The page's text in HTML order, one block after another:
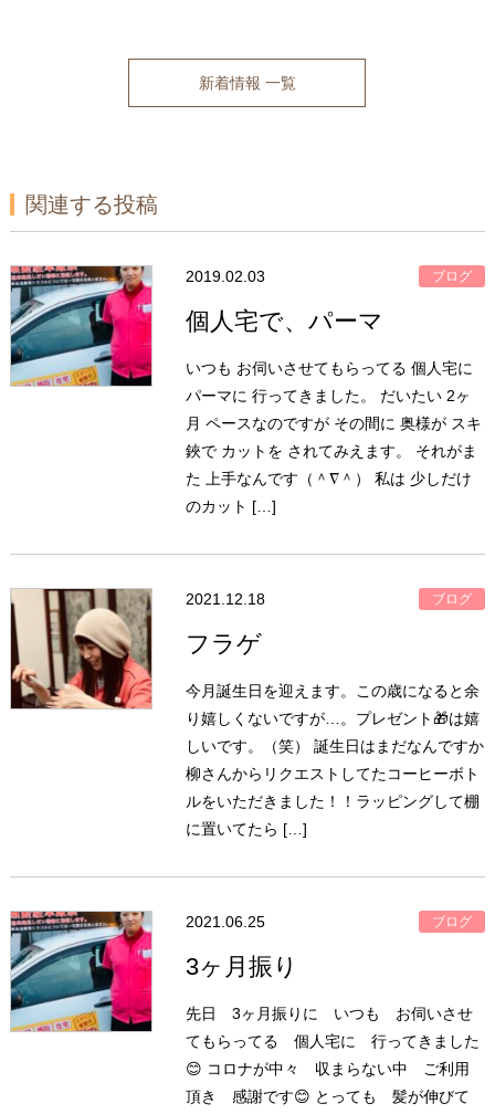
新着情報 一覧
関連する投稿
2019.02.03 ブログ
個人宅で、パーマ
いつも お伺いさせてもらってる 個人宅に
パーマに 行ってきました。 だいたい 2ヶ
月 ペースなのですが その間に 奥様が スキ
鋏で カットを されてみえます。 それがま
た 上手なんです（＾∇＾） 私は 少しだけ
のカット […]
2021.12.18 ブログ
フラゲ
今月誕生日を迎えます。この歳になると余
り嬉しくないですが…。プレゼント🎁は嬉
しいです。（笑） 誕生日はまだなんですか
柳さんからリクエストしてたコーヒーボト
ルをいただきました！！ラッピングして棚
に置いてたら […]
2021.06.25 ブログ
3ヶ月振り
先日 3ヶ月振りに いつも お伺いさせ
てもらってる 個人宅に 行ってきました
😊 コロナが中々 収まらない中 ご利用
頂き 感謝です😊 とっても 髪が伸びて